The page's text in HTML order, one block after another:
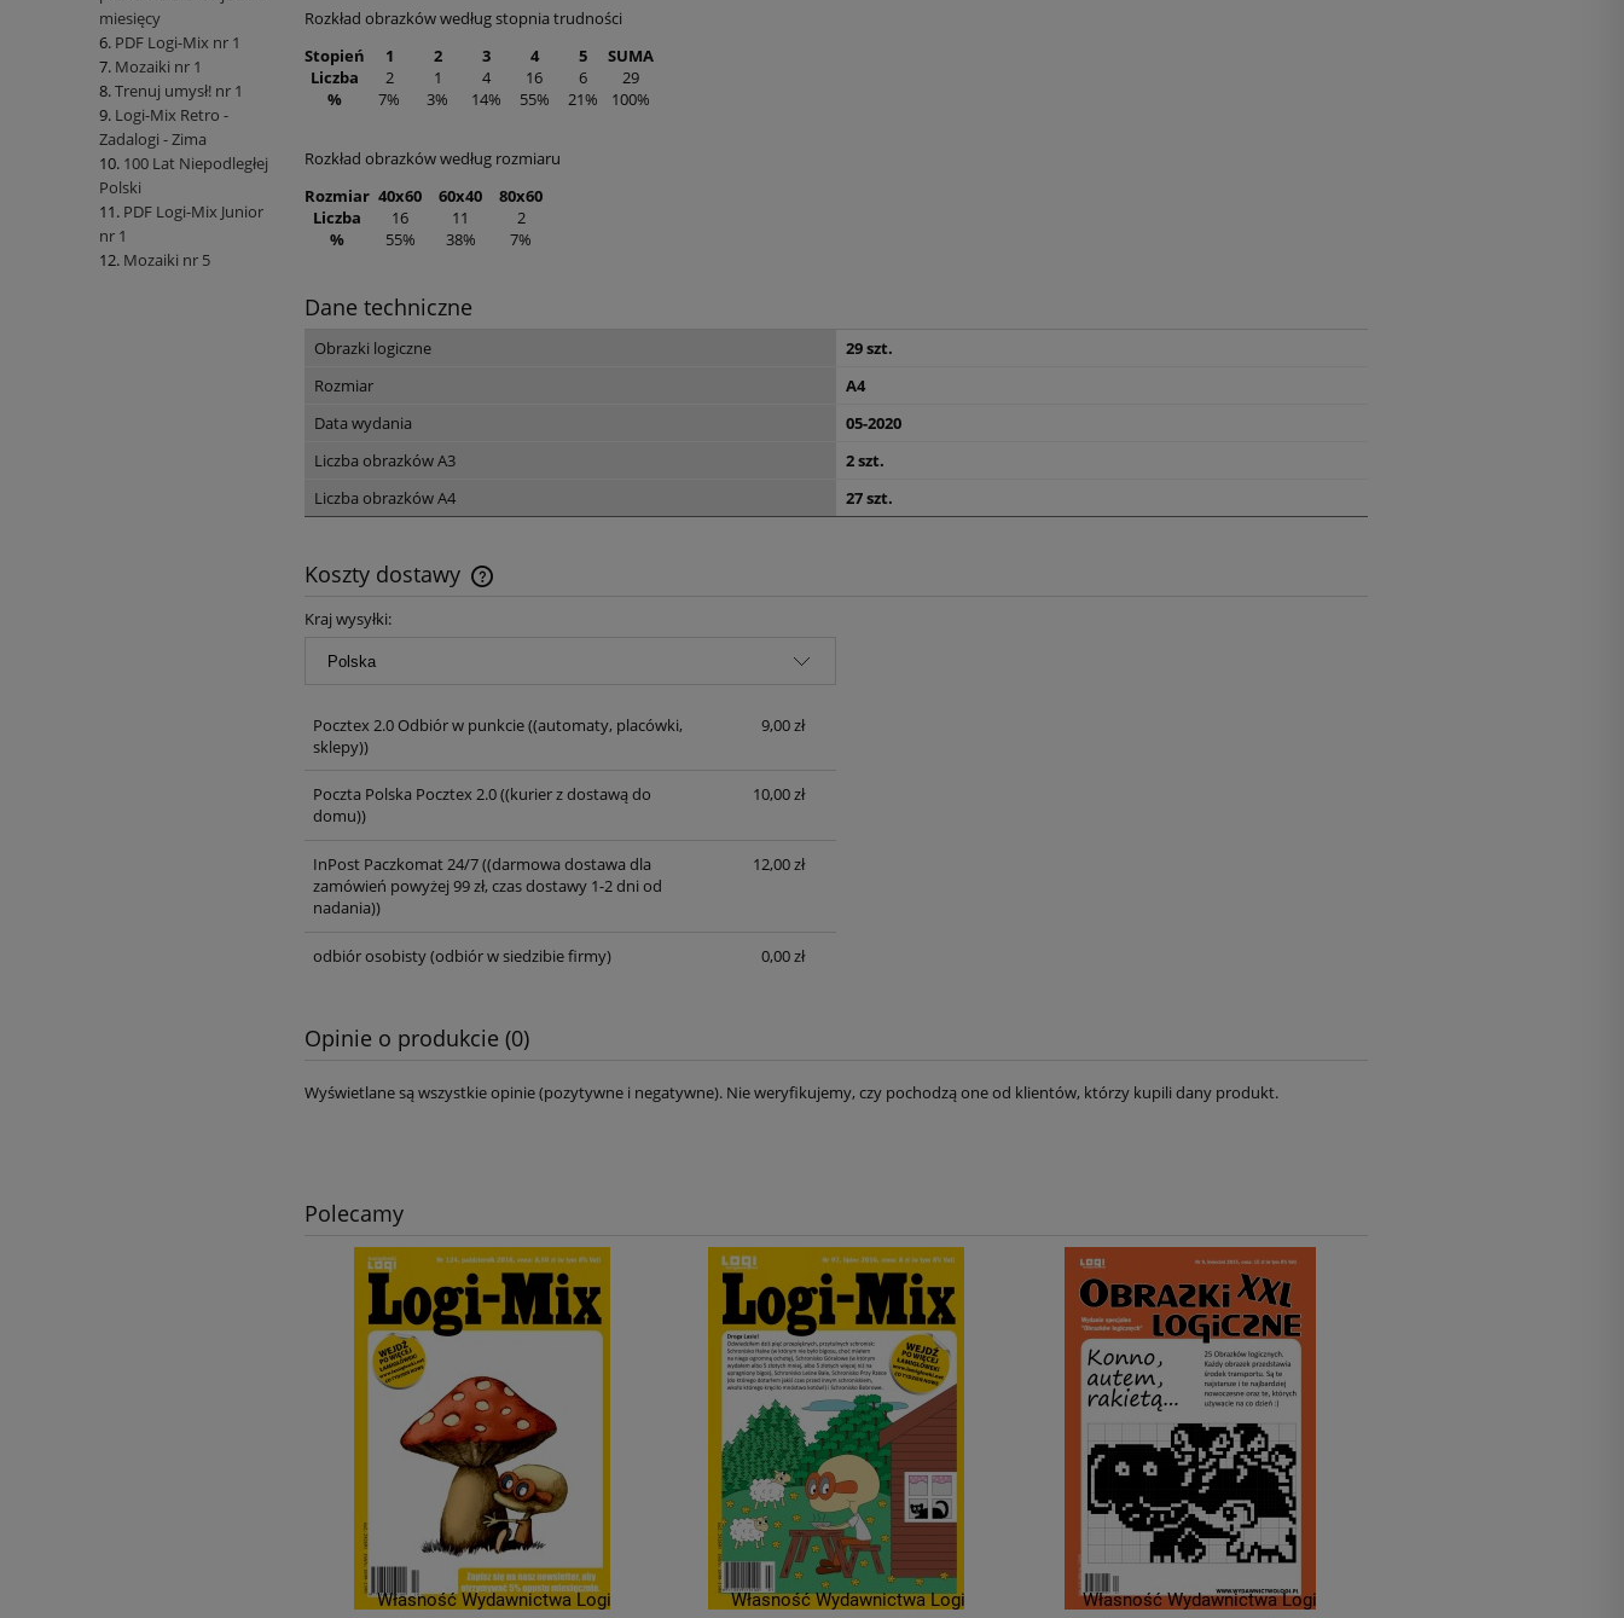
miesięcy
PDF Logi-Mix nr 1
Mozaiki nr 1
Trenuj umysł! nr 1
Logi-Mix Retro -
Zadalogi - Zima
100 Lat Niepodległej
Polski
PDF Logi-Mix Junior
nr 1
Mozaiki nr 5
Rozkład obrazków według stopnia trudności
Stopień
1 2 3 4 5
SUMA
Liczba
2 1 4 16 6
29
%
7% 3% 14% 55% 21% 100%
Rozkład obrazków według rozmiaru
Rozmiar 40x60 60x40
80x60
Liczba
16 11
2
%
55% 38% 7%
Dane techniczne
Obrazki logiczne
29 szt.
Rozmiar
A4
Data wydania
05-2020
Liczba obrazków A3
2 szt.
Liczba obrazków A4
27 szt.
Koszty dostawy
Kraj wysyłki:
Pocztex 2.0 Odbiór w punkcie((automaty, placówki,
sklepy))
9,00 zł
Poczta Polska Pocztex 2.0((kurier z dostawą do
domu))
10,00 zł
InPost Paczkomat 24/7((darmowa dostawa dla
zamówień powyżej 99 zł, czas dostawy 1-2 dni od
nadania))
12,00 zł
odbiór osobisty(odbiór w siedzibie firmy) 0,00 zł
Opinie o produkcie (0)
Wyświetlane są wszystkie opinie (pozytywne i negatywne). Nie weryfikujemy, czy pochodzą one od klientów, którzy kupili dany produkt.
Polecamy